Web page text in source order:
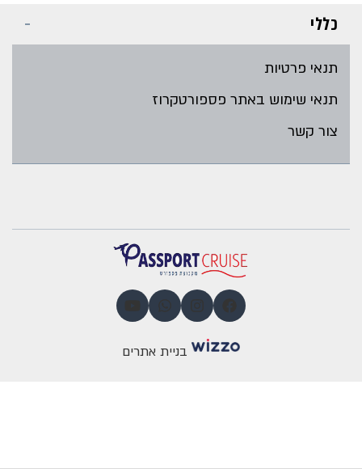
כללי
תנאי פרטיות
תנאי שימוש באתר פספורטקרוז
צור קשר
בניית אתרים